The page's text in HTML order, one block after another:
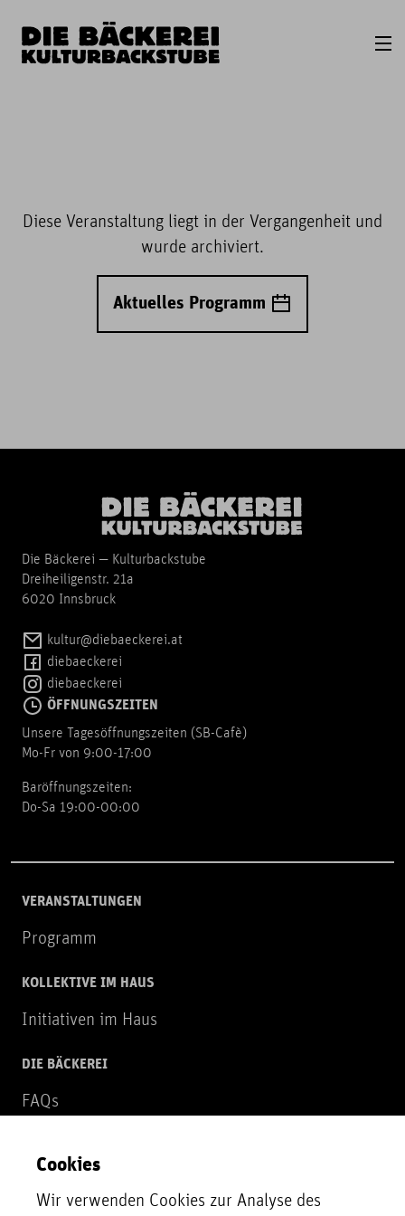
Diese Veranstaltung liegt in der Vergangenheit und
wurde archiviert.
Aktuelles Programm
Die Bäckerei — Kulturbackstube
Dreiheiligenstr. 21a
6020 Innsbruck
kultur@diebaeckerei.at
diebaeckerei
diebaeckerei
ÖFFNUNGSZEITEN
Unsere Tagesöffnungszeiten (SB-Cafè)
Mo-Fr von 9:00-17:00
Baröffnungszeiten:
Do-Sa 19:00-00:00
VERANSTALTUNGEN
Programm
KOLLEKTIVE IM HAUS
Initiativen im Haus
DIE BÄCKEREI
FAQs
NEWSLETTER
Zur Newsletter Anmeldung
Cookies
Wir verwenden Cookies zur Analyse des